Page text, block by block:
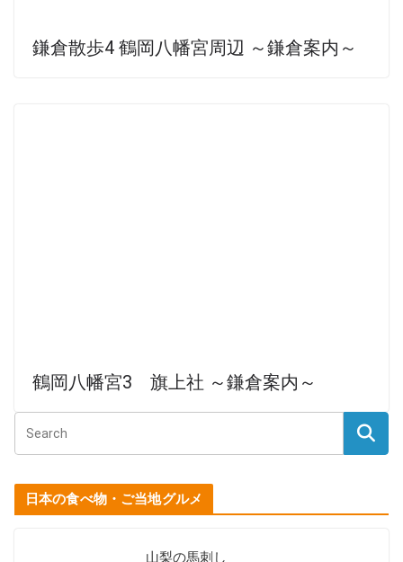
鎌倉散歩4 鶴岡八幡宮周辺 ～鎌倉案内～
鶴岡八幡宮3 旗上社 ～鎌倉案内～
日本の食べ物・ご当地グルメ
山梨の馬刺し